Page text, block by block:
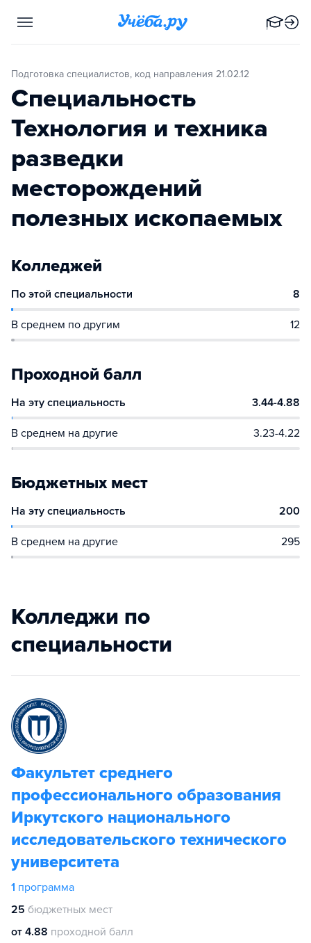
Подготовка специалистов, код направления 21.02.12
Специальность
Технология и техника
разведки
месторождений
полезных ископаемых
Колледжей
По этой специальности 8
В среднем по другим 12
Проходной балл
На эту специальность 3.44-4.88
В среднем на другие 3.23-4.22
Бюджетных мест
На эту специальность 200
В среднем на другие 295
Колледжи по
специальности
Факультет среднего
профессионального образования
Иркутского национального
исследовательского технического
университета
1 программа
25 бюджетных мест
от 4.88 проходной балл